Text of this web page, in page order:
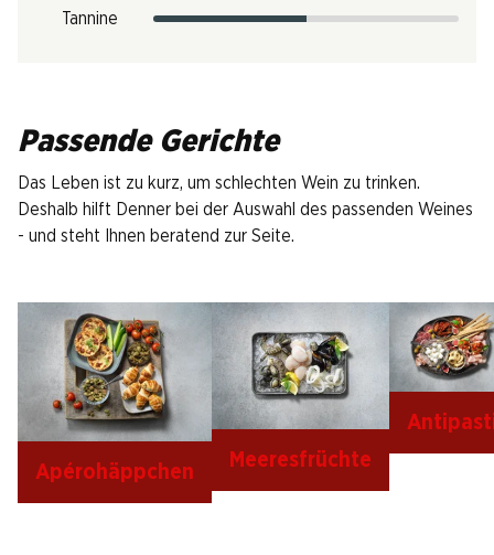
Tannine
Passende Gerichte
Das Leben ist zu kurz, um schlechten Wein zu trinken.
Deshalb hilft Denner bei der Auswahl des passenden Weines
- und steht Ihnen beratend zur Seite.
Apérohäppchen
Meeresfrüchte